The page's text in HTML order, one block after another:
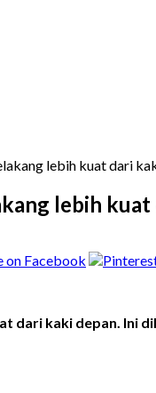
lebih kuat dari
lebih
on Facebook
dari kaki depan. Ini